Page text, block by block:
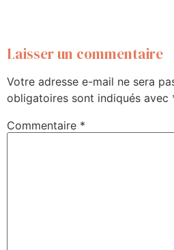
Laisser un commentaire
Votre adresse e-mail ne sera
obligatoires sont indiqués avec
Commentaire *